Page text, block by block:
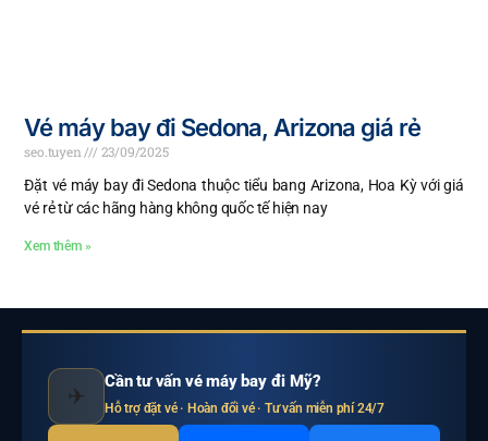
Vé máy bay đi Sedona, Arizona giá rẻ
seo.tuyen
23/09/2025
Đặt vé máy bay đi Sedona thuộc tiểu bang Arizona, Hoa Kỳ với giá
vé rẻ từ các hãng hàng không quốc tế hiện nay
Xem thêm »
✈
Cần tư vấn vé máy bay đi Mỹ?
Hỗ trợ đặt vé · Hoàn đổi vé · Tư vấn miễn phí 24/7